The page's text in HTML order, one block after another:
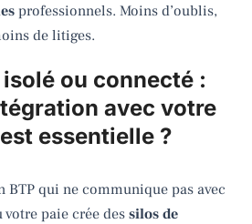
professionnels. Moins d’oublis,
de litiges.
ou connecté :
avec votre
essentielle ?
qui ne communique pas avec
paie crée des silos de